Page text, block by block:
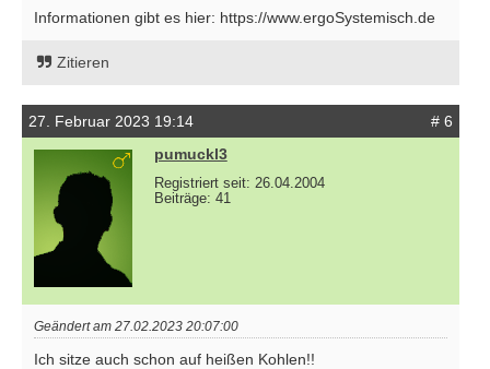
Informationen gibt es hier: https://www.ergoSystemisch.de
Zitieren
27. Februar 2023 19:14
# 6
pumuckl3
Registriert seit: 26.04.2004
Beiträge: 41
Geändert am 27.02.2023 20:07:00
Ich sitze auch schon auf heißen Kohlen!!